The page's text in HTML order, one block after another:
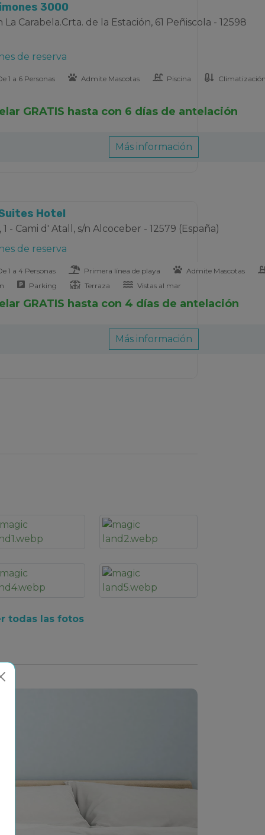
3000
Carabela.Crta. de la Estación, 61 Peñiscola - 12598
de reserva
1 a 6 Personas Admite Mascotas Piscina
GRATIS hasta con 6 días de antelación
Más información
Hotel
1 - Cami d' Atall, s/n Alcoceber - 12579 (España)
de reserva
1 a 4 Personas Primera línea de playa
Admite Mascotas
Parking Terraza Vistas al mar
GRATIS hasta con 4 días de antelación
Más información
todas las fotos